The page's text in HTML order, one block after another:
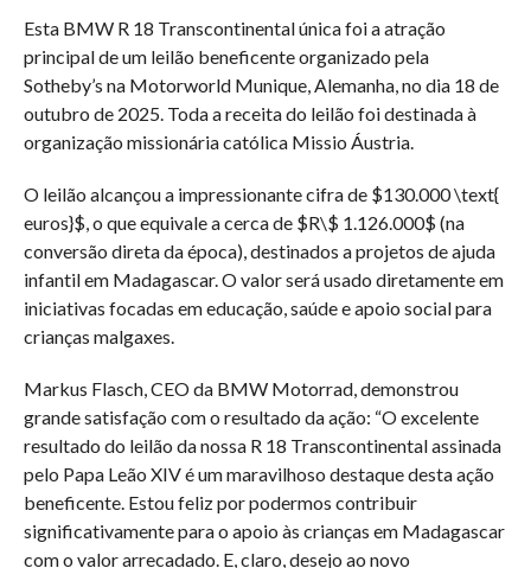
Esta BMW R 18 Transcontinental única foi a atração
principal de um leilão beneficente organizado pela
Sotheby’s na Motorworld Munique, Alemanha, no dia 18 de
outubro de 2025. Toda a receita do leilão foi destinada à
organização missionária católica Missio Áustria.
O leilão alcançou a impressionante cifra de $130.000 \text{
euros}$, o que equivale a cerca de $R\$ 1.126.000$(na
conversão direta da época), destinados a projetos de ajuda
infantil em Madagascar. O valor será usado diretamente em
iniciativas focadas em educação, saúde e apoio social para
crianças malgaxes.
Markus Flasch, CEO da BMW Motorrad, demonstrou
grande satisfação com o resultado da ação: “O excelente
resultado do leilão da nossa R 18 Transcontinental assinada
pelo Papa Leão XIV é um maravilhoso destaque desta ação
beneficente. Estou feliz por podermos contribuir
significativamente para o apoio às crianças em Madagascar
com o valor arrecadado. E, claro, desejo ao novo